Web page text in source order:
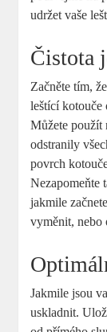
udržet vaše
Čistota
Začněte tím,
leštící kotouče
Můžete použít
odstranily
povrch
Nezapomeňte
jakmile
vyměnit, nebo
Jakmile jsou
uskladnit.